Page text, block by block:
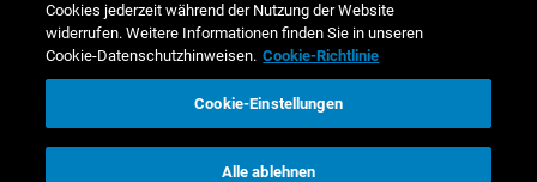
Cookies jederzeit während der Nutzung der Website
widerrufen. Weitere Informationen finden Sie in unseren
Cookie-Datenschutzhinweisen. Cookie-Richtlinie
Cookie-Einstellungen
Alle ablehnen